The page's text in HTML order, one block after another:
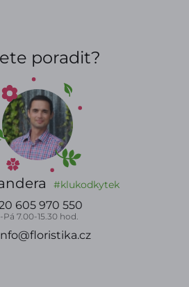
poradit?
#klukodkytek
605 970 550
Pá 7.00-15.30 hod.